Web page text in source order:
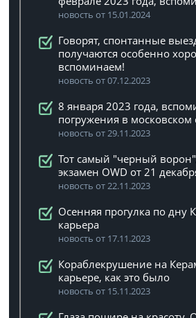
новость от 15.01.2024
Говорят, спонтанные
получаются особенно
вспоминаем!
новость от 07.12.2023
8 января 2023 года,
погружения в московском
новость от 29.11.2023
Тот самый "черный
экзамен OWD от 21
новость от 22.11.2023
Осенняя прогулка по дну
карьера
новость от 17.11.2023
Кораблекрушение на
карьере, как это было
новость от 15.11.2023